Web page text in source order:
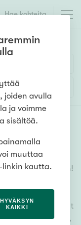
Hae kohteita
4h 5h+
mikä vain!
kaikki myytävät
joiden avulla
ja voimme
sisältöä.
muuttaa
linkin kautta.
HYVÄKSYN
KAIKKI